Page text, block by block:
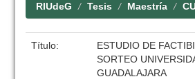
RIUdeG Tesis Maestría
Título:
ESTUDIO DE
SORTEO
GUADALAJARA